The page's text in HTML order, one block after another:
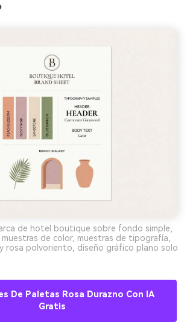
de hotel boutique sobre fondo simple,
de color, muestras de tipografía,
rosa polvoriento, diseño gráfico plano solo
De Paletas Rosa Durazno Con IA
Gratis